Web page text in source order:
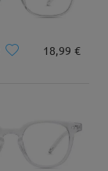
18,99 €